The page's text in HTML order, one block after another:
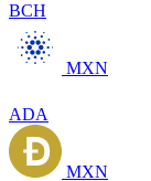
BCH
MXN
ADA
MXN